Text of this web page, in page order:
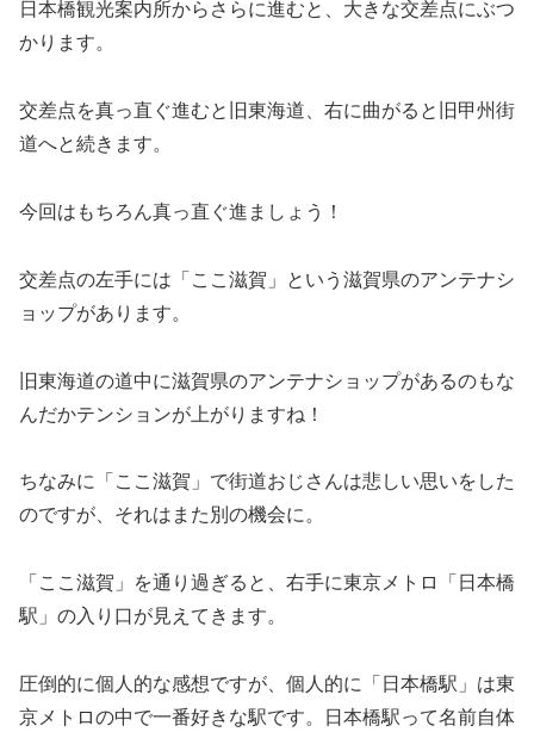
日本橋観光案内所からさらに進むと、大きな交差点にぶつ
かります。
交差点を真っ直ぐ進むと旧東海道、右に曲がると旧甲州街
道へと続きます。
今回はもちろん真っ直ぐ進ましょう！
交差点の左手には「ここ滋賀」という滋賀県のアンテナシ
ョップがあります。
旧東海道の道中に滋賀県のアンテナショップがあるのもな
んだかテンションが上がりますね！
ちなみに「ここ滋賀」で街道おじさんは悲しい思いをした
のですが、それはまた別の機会に。
「ここ滋賀」を通り過ぎると、右手に東京メトロ「日本橋
駅」の入り口が見えてきます。
圧倒的に個人的な感想ですが、個人的に「日本橋駅」は東
京メトロの中で一番好きな駅です。日本橋駅って名前自体